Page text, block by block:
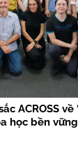
ACROSS
học bền